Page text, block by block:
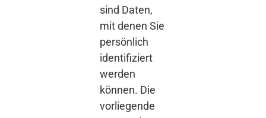
sind Daten,
mit denen Sie
persönlich
identifiziert
werden
können. Die
vorliegende